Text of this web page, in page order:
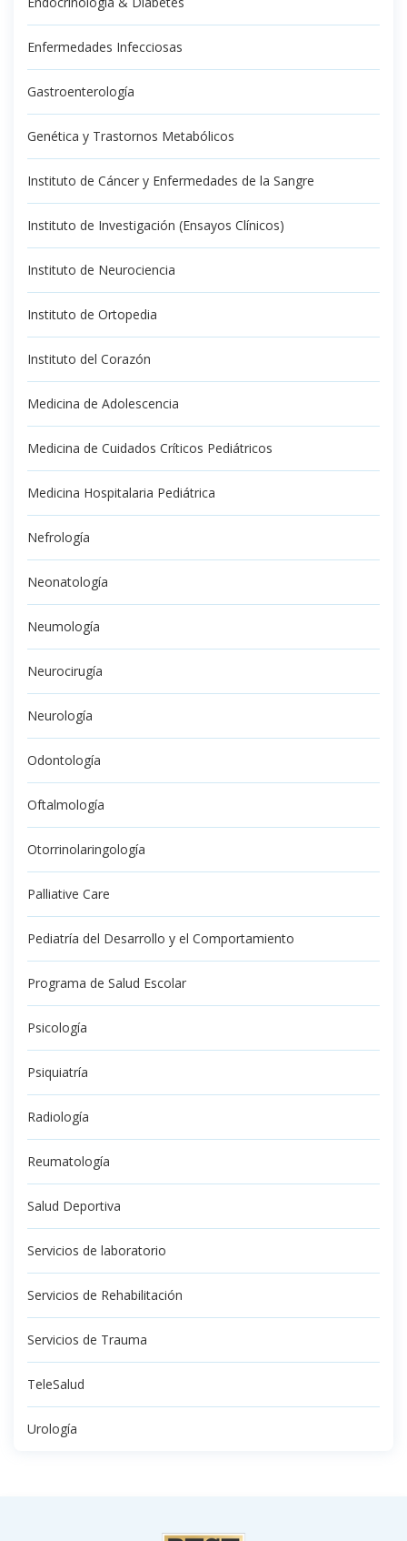
Enfermedades Infecciosas
Gastroenterología
Genética y Trastornos Metabólicos
Instituto de Cáncer y Enfermedades de la Sangre
Instituto de Investigación (Ensayos Clínicos)
Instituto de Neurociencia
Instituto de Ortopedia
Instituto del Corazón
Medicina de Adolescencia
Medicina de Cuidados Críticos Pediátricos
Medicina Hospitalaria Pediátrica
Nefrología
Neonatología
Neumología
Neurocirugía
Neurología
Odontología
Oftalmología
Otorrinolaringología
Palliative Care
Pediatría del Desarrollo y el Comportamiento
Programa de Salud Escolar
Psicología
Psiquiatría
Radiología
Reumatología
Salud Deportiva
Servicios de laboratorio
Servicios de Rehabilitación
Servicios de Trauma
TeleSalud
Urología